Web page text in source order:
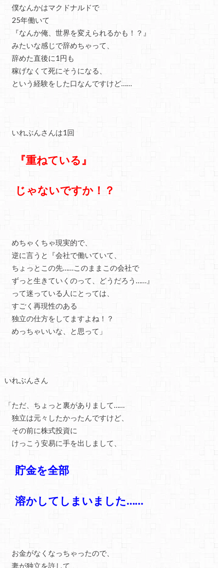
僕なんかはマクドナルドで
25年働いて
『なんか俺、世界を変えられるかも！？』
みたいな感じで辞めちゃって、
辞めた直後に1円も
稼げなくて死にそうになる、
という経験をした口なんですけど……
いれぶんさんは1回
『重ねている』
じゃないですか！？
めちゃくちゃ現実的で、
逆に言うと『会社で働いていて、
ちょっとこの先……このままこの会社で
ずっと生きていくのって、どうだろう……』
って迷っている人にとっては、
すごく再現性のある
独立の仕方をしてますよね！？
めっちゃいいな、と思って」
いれぶんさん
「ただ、ちょっと裏がありまして……
独立は元々したかったんですけど、
その前に株式投資に
けっこう安易に手を出しまして、
貯金を全部
溶かしてしまいました……
お金がなくなっちゃったので、
妻が独立を許して